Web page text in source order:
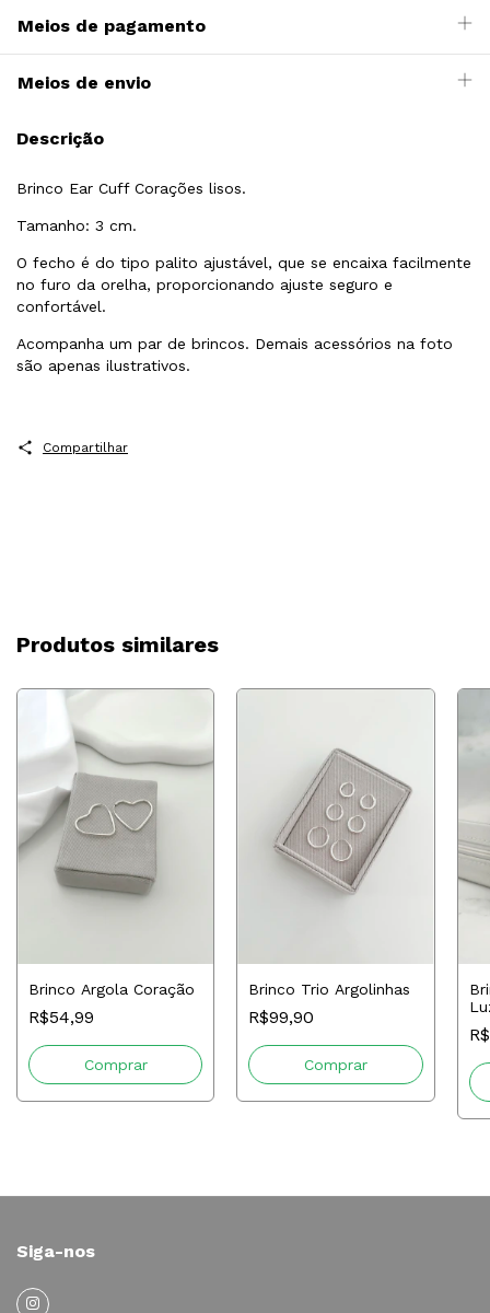
Meios de pagamento
Meios de envio
Descrição
Brinco Ear Cuff Corações lisos.
Tamanho: 3 cm.
O fecho é do tipo palito ajustável, que se encaixa facilmente
no furo da orelha, proporcionando ajuste seguro e
confortável.
Acompanha um par de brincos. Demais acessórios na foto
são apenas ilustrativos.
Compartilhar
Produtos similares
Brinco Argola Coração
R$54,99
Brinco Trio Argolinhas
R$99,90
Siga-nos